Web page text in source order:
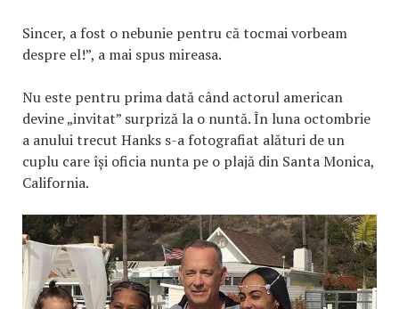
Sincer, a fost o nebunie pentru că tocmai vorbeam
despre el!”, a mai spus mireasa.
Nu este pentru prima dată când actorul american
devine „invitat” surpriză la o nuntă. În luna octombrie
a anului trecut Hanks s-a fotografiat alături de un
cuplu care își oficia nunta pe o plajă din Santa Monica,
California.